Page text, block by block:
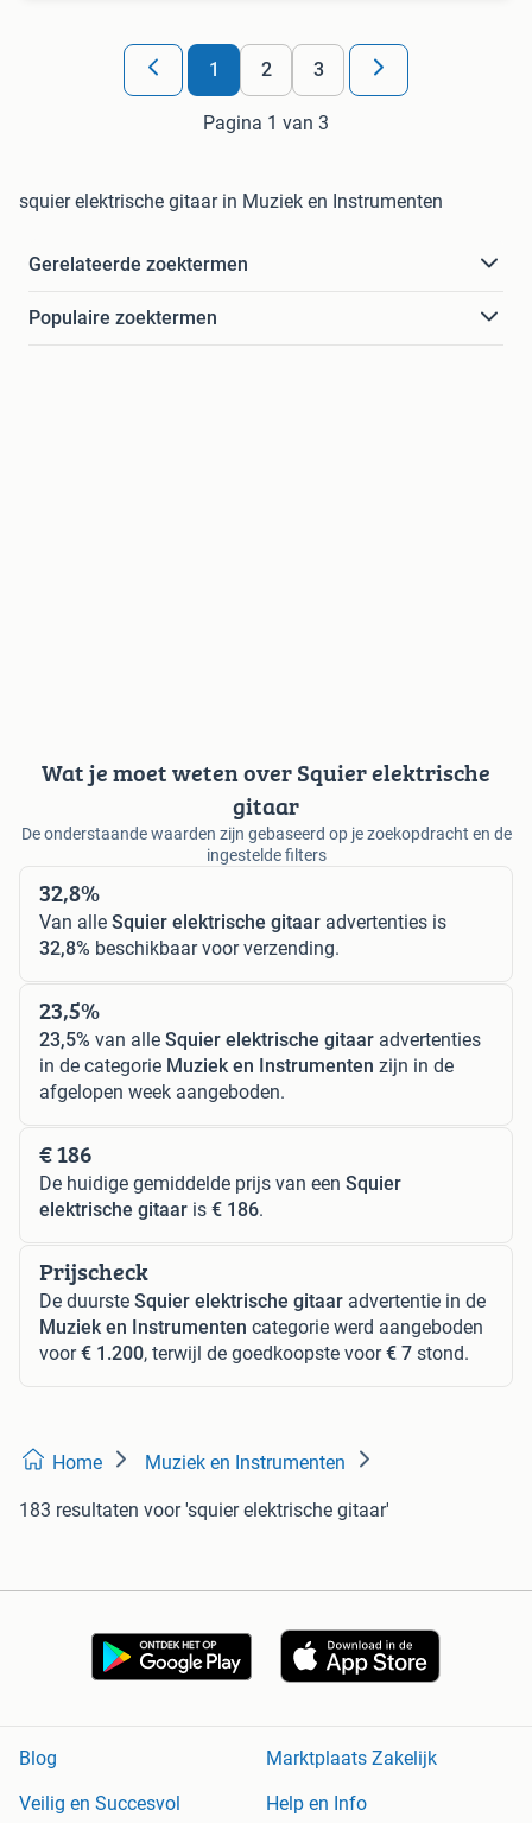
1 2 3
Pagina 1 van 3
squier elektrische gitaar in Muziek en Instrumenten
Gerelateerde zoektermen
Populaire zoektermen
Wat je moet weten over Squier elektrische
gitaar
De onderstaande waarden zijn gebaseerd op je zoekopdracht en de
ingestelde filters
32,8%
Van alle Squier elektrische gitaar advertenties is
32,8% beschikbaar voor verzending.
23,5%
23,5% van alle Squier elektrische gitaar advertenties
in de categorie Muziek en Instrumenten zijn in de
afgelopen week aangeboden.
€ 186
De huidige gemiddelde prijs van een Squier
elektrische gitaar is € 186.
Prijscheck
De duurste Squier elektrische gitaar advertentie in de
Muziek en Instrumenten categorie werd aangeboden
voor€ 1.200, terwijl de goedkoopste voor€ 7 stond.
Home Muziek en Instrumenten
183 resultaten voor 'squier elektrische gitaar'
Blog
Marktplaats Zakelijk
Veilig en Succesvol
Help en Info